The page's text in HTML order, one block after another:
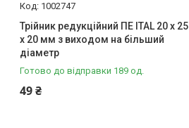
1002747
Трійник редукційний ПЕ ITAL 20 x 25
x 20 мм з виходом на більший
діаметр
Готово до відправки 189 од.
49 ₴